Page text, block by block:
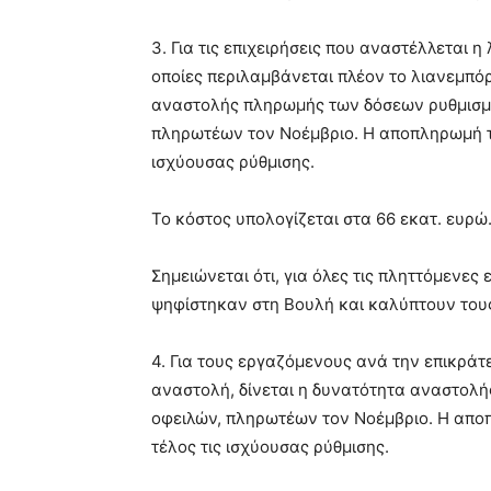
3. Για τις επιχειρήσεις που αναστέλλεται
οποίες περιλαμβάνεται πλέον το
αναστολής πληρωμής των δόσεων
πληρωτέων τον Νοέμβριο. Η αποπληρωμή
ισχύουσας ρύθμισης.
Το κόστος υπολογίζεται στα 66 εκατ. ευρώ.
Σημειώνεται ότι, για όλες τις
ψηφίστηκαν στη Βουλή και καλύπτουν
4. Για τους εργαζόμενους ανά την
αναστολή, δίνεται η δυνατότητα
οφειλών, πληρωτέων τον Νοέμβριο. Η
τέλος τις ισχύουσας ρύθμισης.